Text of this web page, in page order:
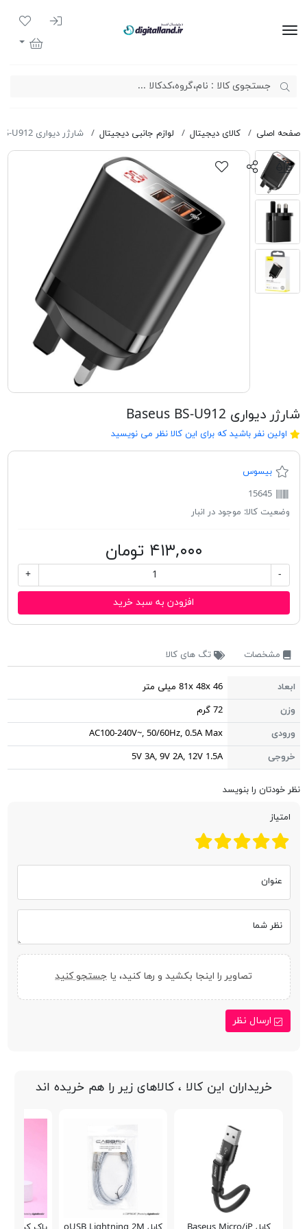
ورود به
لیست
سبد خرید
صفحه اصلی کالای دیجیتال لوازم جانبی دیجیتال شارژر دیواری Baseus BS-U912
شارژر دیواری Baseus BS-U912
اولین نفر باشید که برای این کالا نظر می نویسید
بیسوس
15645
وضعیت کالا: موجود در انبار
۴۱۳,۰۰۰ تومان
-
+
افزودن به سبد خرید
مشخصات تگ های کالا
ابعاد
81x 48x 46 میلی متر
وزن
72 گرم
ورودی
AC100-240V~, 50/60Hz, 0.5A Max
خروجی
5V 3A, 9V 2A, 12V 1.5A
نظر خودتان را بنویسد
امتیاز
عنوان
نظر شما
تصاویر را اینجا بکشید و رها کنید، یا جستجو کنید
ارسال نظر
خریداران این کالا ، کالاهای زیر را هم خریده اند